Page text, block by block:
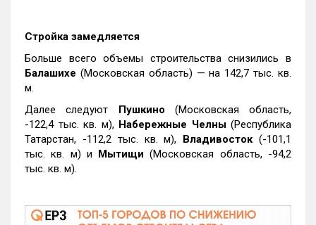
Стройка замедляется
Больше всего объемы строительства снизились в
Балашихе (Московская область) — на 142,7 тыс. кв.
м.
Далее следуют Пушкино (Московская область,
-122,4 тыс. кв. м), Набережные Челны(Республика
Татарстан, -112,2 тыс. кв. м), Владивосток(-101,1
тыс. кв. м) и Мытищи (Московская область, -94,2
тыс. кв. м).